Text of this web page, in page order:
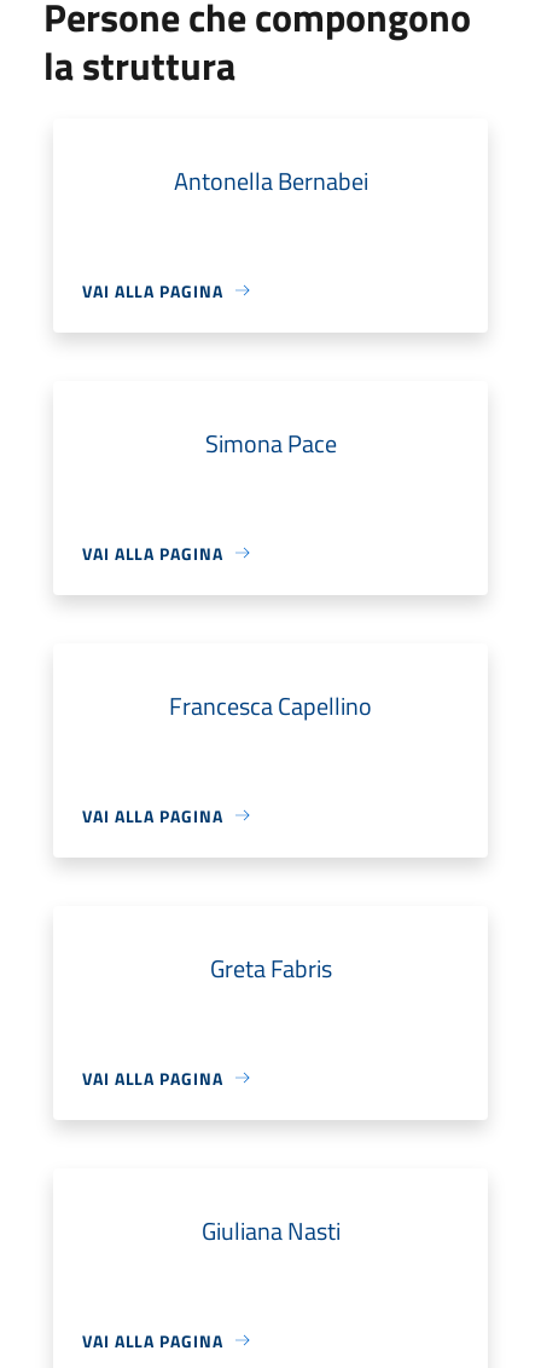
Persone che compongono
la struttura
Antonella Bernabei
VAI ALLA PAGINA
Simona Pace
VAI ALLA PAGINA
Francesca Capellino
VAI ALLA PAGINA
Greta Fabris
VAI ALLA PAGINA
Giuliana Nasti
VAI ALLA PAGINA